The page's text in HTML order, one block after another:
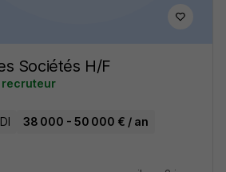
Sociétés H/F
recruteur
38 000 - 50 000 € / an